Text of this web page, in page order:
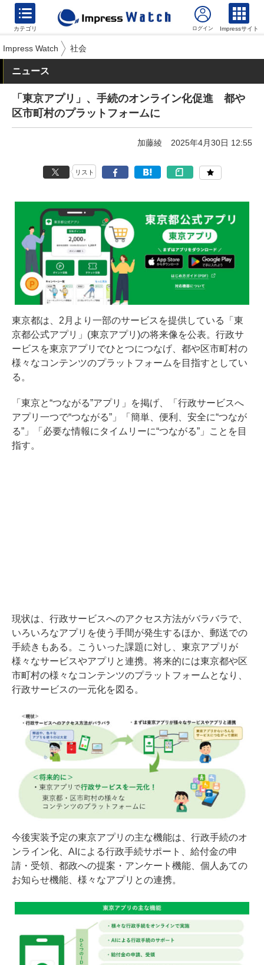
カテゴリ Impressサイト
Impress Watch 社会
ニュース
「東京アプリ」、手続のオンライン化促進 都や
区市町村のプラットフォームに
加藤綾 2025年4月30日 12:55
リスト
東京都は、2月より一部のサービスを提供している「東
京都公式アプリ」(東京アプリ)の将来像を公表。行政サ
ービスを東京アプリでひとつにつなげ、都や区市町村の
様々なコンテンツのプラットフォームを目指すとしてい
る。
「東京と“つながる”アプリ」を掲げ、「行政サービスへ
アプリ一つで“つながる”」「簡単、便利、安全に“つなが
る”」「必要な情報にタイムリーに“つながる”」ことを目
指す。
現状は、行政サービスへのアクセス方法がバラバラで、
いろいろなアプリを使う手間が発生するほか、郵送での
手続きもある。こういった課題に対し、東京アプリが
様々なサービスやアプリと連携。将来的には東京都や区
市町村の様々なコンテンツのプラットフォームとなり、
行政サービスの一元化を図る。
今後実装予定の東京アプリの主な機能は、行政手続のオ
ンライン化、AIによる行政手続サポート、給付金の申
請・受領、都政への提案・アンケート機能、個人あての
お知らせ機能、様々なアプリとの連携。